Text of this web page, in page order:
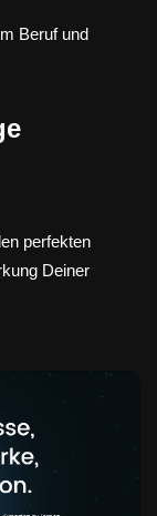
Beruf und
perfekten
Deiner